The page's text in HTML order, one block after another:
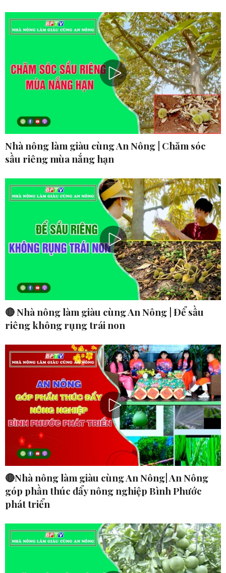
Nhà nông làm giàu cùng An Nông | Chăm sóc
sầu riêng mùa nắng hạn
🔴 Nhà nông làm giàu cùng An Nông | Để sầu
riêng không rụng trái non
🔴Nhà nông làm giàu cùng An Nông| An Nông
góp phần thúc đẩy nông nghiệp Bình Phước
phát triển